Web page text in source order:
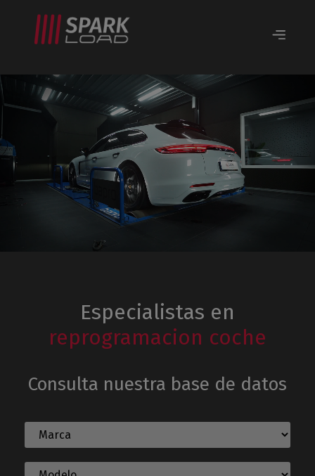
Especialistas en
reprogramacion coche
Consulta nuestra base de datos